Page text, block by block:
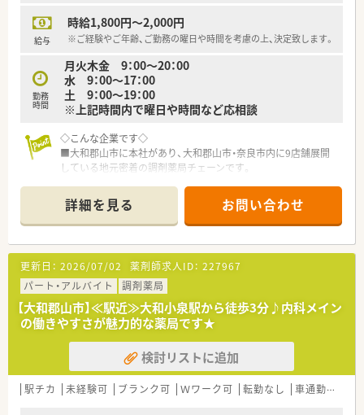
給与
時給1,800円～2,000円
※ご経験やご年齢、ご勤務の曜日や時間を考慮の上、決定致します。
勤務
時間
月火木金 9：00～20：00
水 9：00～17：00
土 9：00～19：00
※上記時間内で曜日や時間など応相談
◇こんな企業です◇
■大和郡山市に本社があり、大和郡山市・奈良市内に9店舗展開
している地元密着の調剤薬局チェーンです。
一見すると薬局というよりかはお洒落なカフェ風の店舗です。
■店舗により取り組みは様々ですが処方箋が無くても近隣の
方々が気軽に来局いただけるように近隣の方々との交流を図っ
ておられます。
■患者様対応・コンプライアンス・社員満足度の向上などにも積
極的な取り組みをされています。
■ウェルネスに力を入れており、薬だけではなく普段の生活から
健康をサポートできるよう取り組みをされています。
■管理栄養士が4名在籍されており、食生活のサポートも行って
います。
■西大寺の店舗では月1回マルシェを開催しており地元の農家さ
んが栽培した野菜などを販売しています。
詳細を見る お問い合わせ
更新日： 2026/07/02 薬剤師求人ID： 227967
パート・アルバイト
調剤薬局
【大和郡山市】≪駅近≫大和小泉駅から徒歩3分♪内科メイン
の働きやすさが魅力的な薬局です★
検討リストに追加
駅チカ 未経験可 ブランク可 Ｗワーク可 転勤なし 車通勤可